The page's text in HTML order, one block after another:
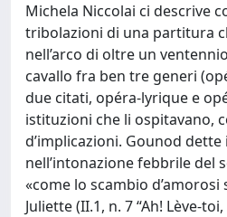
Michela Niccolai ci descrive
tribolazioni di una partitura
nell’arco di oltre un
cavallo fra ben tre generi
due citati, opéra-lyrique e
istituzioni che li ospitavano,
d’implicazioni. Gounod
nell’intonazione febbrile del
«come lo scambio
Juliette (II.1, n. 7 “Ah! Lève-